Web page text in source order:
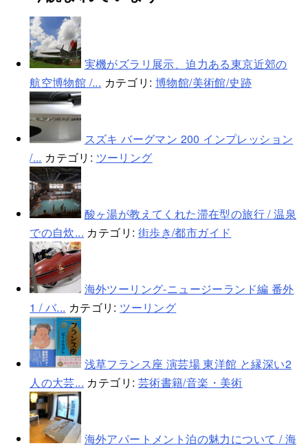
実機がズラリ展示、迫力ある東京近郊の
航空博物館 /... カテゴリ: 博物館/美術館/史跡
スズキ バーグマン 200 インプレッション
/... カテゴリ: ツーリング
酸ヶ湯が教えてくれた滞在型の旅行 / 温泉
での自炊... カテゴリ: 街歩き/都市ガイド
海外ツーリング-ニュージーランド編 番外
1 / バ... カテゴリ: ツーリング
浅草フランス座 演芸場 東洋館 と縁深い2
人の大芸... カテゴリ: 芸術書籍/音楽・美術
海外アパートメント泊の魅力について / 海